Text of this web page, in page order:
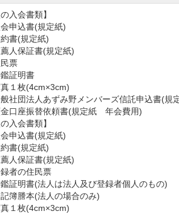
の入会書類】
申込書(規定紙)
書(規定紙)
人保証書(規定紙)
票
証明書
１枚(4cm×3cm)
社団法人あずみ野メンバーズ信託申込書(規
口座振替依頼書(規定紙 年会費用)
の入会書類】
申込書(規定紙)
書(規定紙)
人保証書(規定紙)
者の住民票
証明書(法人は法人及び登録者個人のもの)
簿謄本(法人の場合のみ)
１枚(4cm×3cm)